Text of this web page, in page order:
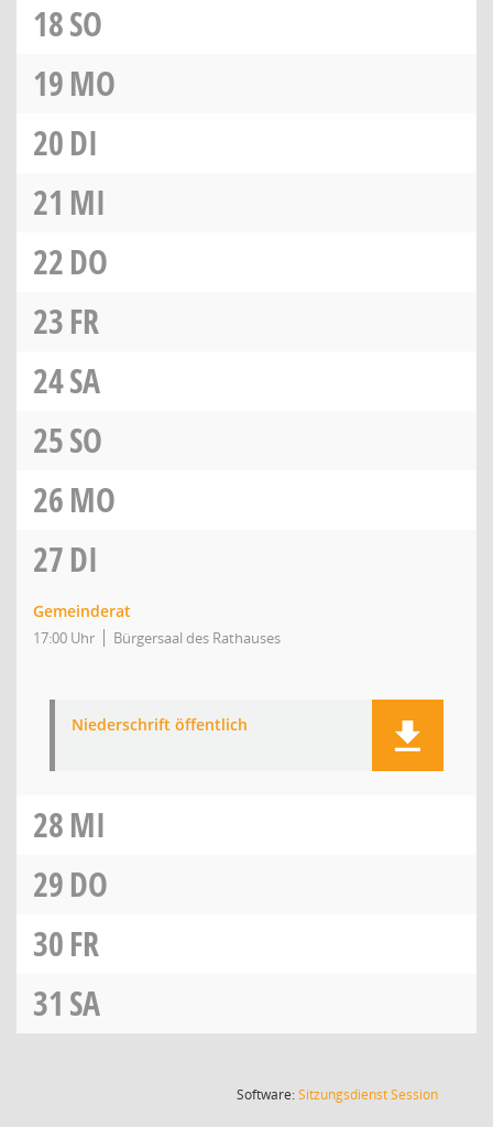
18SO
19MO
20DI
21 MI
22DO
23FR
24SA
25SO
26MO
27DI
Gemeinderat
17:00 Uhr Bürgersaal des Rathauses
Niederschrift öffentlich
28MI
29DO
30FR
31 SA
Software:SitzungsdienstSession(Wird in